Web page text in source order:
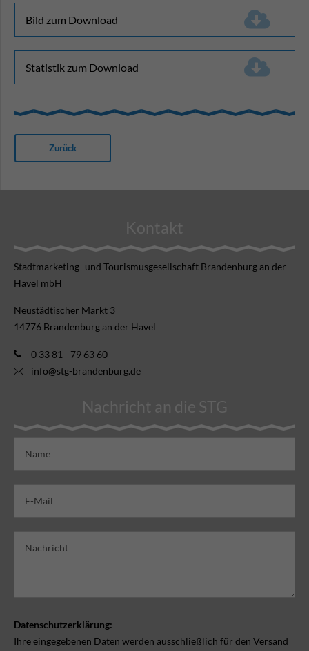
Bild zum Download
Statistik zum Download
Zurück
Kontakt
Stadtmarketing- und Tourismusgesellschaft Brandenburg an der
Havel mbH
Neustädtischer Markt 3
14776 Brandenburg an der Havel
0 33 81 - 79 63 60
info@stg-brandenburg.de
Nachricht an die STG
Datenschutzerklärung:
Ihre eingegebenen Daten werden ausschließlich für den Versand